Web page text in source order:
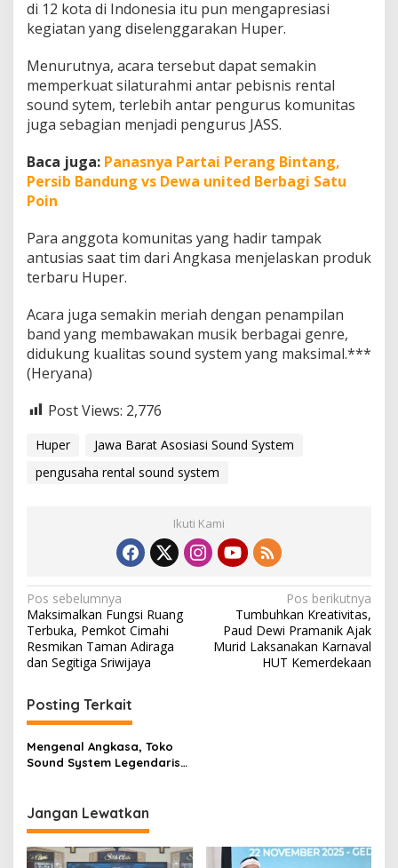
di 12 kota di Indonesia itu pun mengapresiasi
kegiatan yang diselenggarakan Huper.
Menurutnya, acara tersebut dapat semakin
memperkuat silaturahmi antar pebisnis rental
sound sytem, terlebih antar pengurus komunitas
juga sebagian menjadi pengurus JASS.
Baca juga: Panasnya Partai Perang Bintang,
Persib Bandung vs Dewa united Berbagi Satu
Poin
Para anggota komunitas yang hadir tampak
antusias saat tim dari Angkasa menjelaskan produk
terbaru Huper.
Acara juga semakin meriah dengan penampilan
band yang membawakan musik berbagai genre,
didukung kualitas sound system yang maksimal.***
(Heryana)
Post Views: 2,776
Huper
Jawa Barat Asosiasi Sound System
pengusaha rental sound system
Ikuti Kami
N
a
v
g
a
s
p
o
s
Pos sebelumnya
Maksimalkan Fungsi Ruang
Terbuka, Pemkot Cimahi
Resmikan Taman Adiraga
dan Segitiga Sriwijaya
Pos berikutnya
Tumbuhkan Kreativitas,
Paud Dewi Pramanik Ajak
Murid Laksanakan Karnaval
HUT Kemerdekaan
Posting Terkait
Mengenal Angkasa, Toko
Sound System Legendaris
Jangan Lewatkan